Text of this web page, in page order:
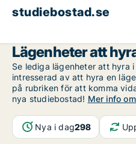
studiebostad.se
Lägenheter att
Se lediga lägenheter att hyra
intresserad av att hyra en
på rubriken för att komma
nya studiebostad! Mer info
Nya i dag298